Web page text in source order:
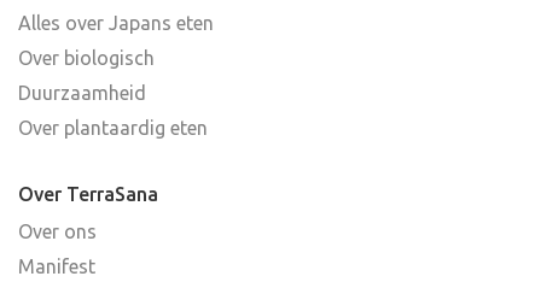
Alles over Japans eten
Over biologisch
Duurzaamheid
Over plantaardig eten
Over TerraSana
Over ons
Manifest